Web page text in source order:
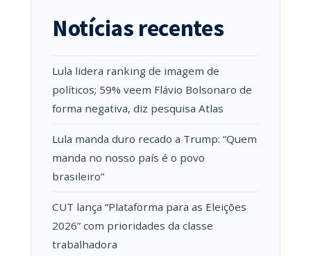
Notícias recentes
Lula lidera ranking de imagem de
políticos; 59% veem Flávio Bolsonaro de
forma negativa, diz pesquisa Atlas
Lula manda duro recado a Trump: “Quem
manda no nosso país é o povo
brasileiro”
CUT lança “Plataforma para as Eleições
2026” com prioridades da classe
trabalhadora